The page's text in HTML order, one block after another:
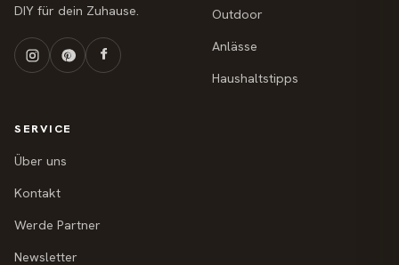
DIY für dein Zuhause.
Outdoor
Anlässe
Haushaltstipps
SERVICE
Über uns
Kontakt
Werde Partner
Newsletter